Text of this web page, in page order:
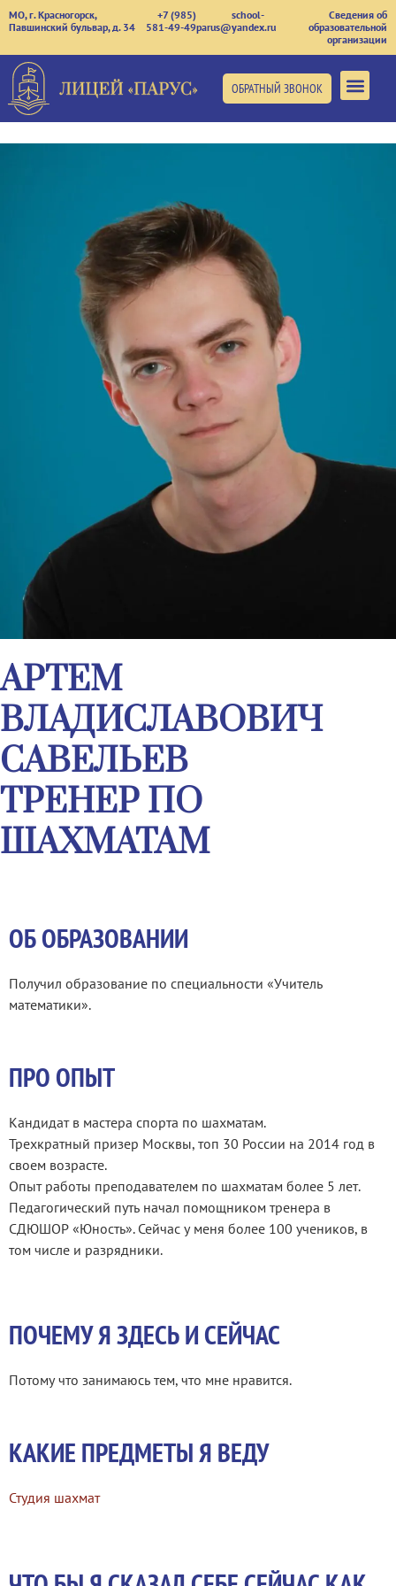
МО, г. Красногорск,
Павшинский бульвар, д. 34
+7 (985)
581-49-49
school-
parus@yandex.ru
Сведения об
образовательной
организации
ОБРАТНЫЙ ЗВОНОК
АРТЕМ
ВЛАДИСЛАВОВИЧ
САВЕЛЬЕВ
ТРЕНЕР ПО
ШАХМАТАМ
ОБ ОБРАЗОВАНИИ
Получил образование по специальности «Учитель
математики».
ПРО ОПЫТ
Кандидат в мастера спорта по шахматам.
Трехкратный призер Москвы, топ 30 России на 2014 год в
своем возрасте.
Опыт работы преподавателем по шахматам более 5 лет.
Педагогический путь начал помощником тренера в
СДЮШОР «Юность». Сейчас у меня более 100 учеников, в
том числе и разрядники.
ПОЧЕМУ Я ЗДЕСЬ И СЕЙЧАС
Потому что занимаюсь тем, что мне нравится.
КАКИЕ ПРЕДМЕТЫ Я ВЕДУ
Студия шахмат